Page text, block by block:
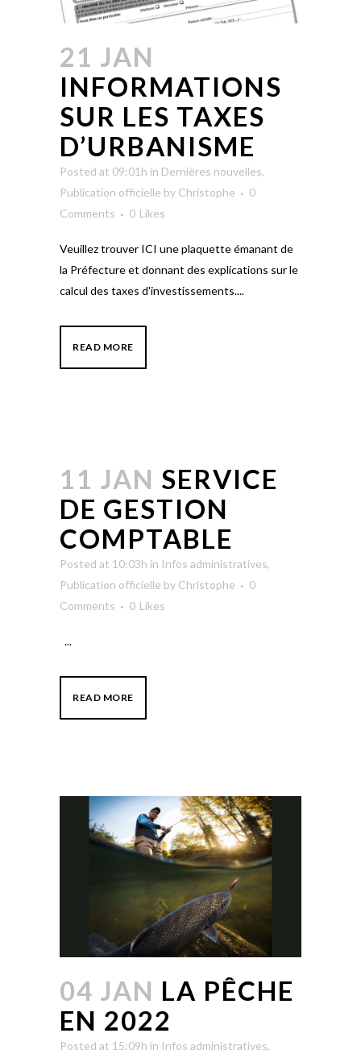
21 JAN
INFORMATIONS
SUR LES TAXES
D’URBANISME
Posted at 09:01h in Dernières nouvelles,
Publication officielle by Christophe
0
Comments
0 Likes
Veuillez trouver ICI une plaquette émanant de
la Préfecture et donnant des explications sur le
calcul des taxes d'investissements....
READ MORE
11 JAN SERVICE
DE GESTION
COMPTABLE
Posted at 10:03h in Infos administratives,
Publication officielle by Christophe
0
Comments
0 Likes
...
READ MORE
04 JAN LA PÊCHE
EN 2022
Posted at 15:09h in Infos administratives,